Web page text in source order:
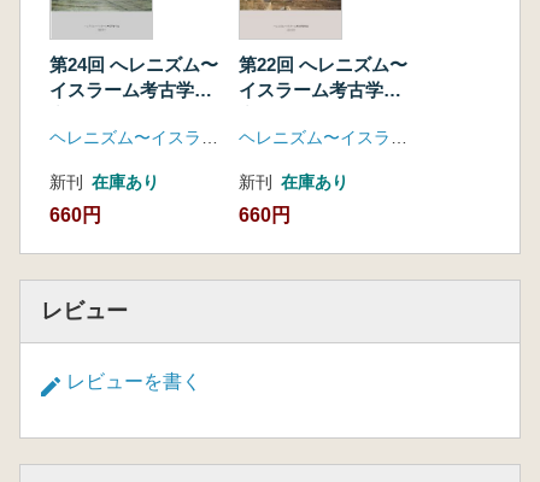
ヘレニズム村落-経済活動の復元考察(1) 聞き取
り調査(Hellenistic Village Site at the Lakeside
along the Mediterranean Sea, Egypt:(1)
Inquiring for the
Reconstruction of the Economic Activity.)
域のヘレニズム～ローマ・ビザンツ時代の埋葬
施設(The Hellenistic, Roman and Byzantine
Daadler Coin とオランダの画家が描いた風景
Palmyrene
佐々木 達夫 アラビア湾の真珠貝採取法につ
第24回 へレニズム〜
イスラーム考古学研
ヘレニズム〜イスラーム考古学研究会
新刊 在庫あり
660円
第22回 へレニズム〜
イスラーム考古学研
ヘレニズム〜イスラーム考古学研究会
新刊 在庫あり
660円
レビュー
レビューを書く